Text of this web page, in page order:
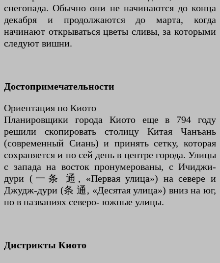
снегопада. Обычно они не начинаются до конца
декабря и продолжаются до марта, когда
начинают открываться цветы сливы, за которыми
следуют вишни.
Достопримечательности
Ориентация по Киото
Планировщики города Киото еще в 794 году
решили скопировать столицу Китая Чанъань
(современный Сиань) и принять сетку, которая
сохраняется и по сей день в центре города. Улицы
с запада на восток пронумерованы, с Ичиджи-
дури (一条 通, «Первая улица») на севере и
Джудж-дури (条 通, «Десятая улица») вниз на юг,
но в названиях северо- южные улицы.
Дистрикты Киото